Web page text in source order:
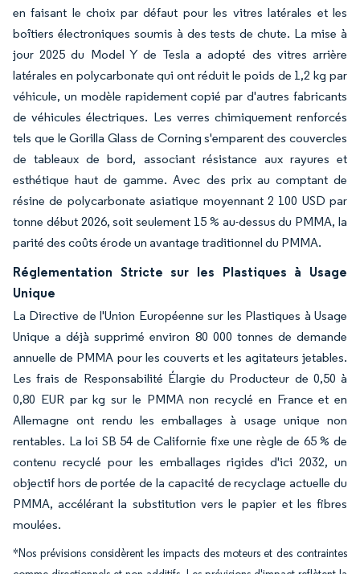
en faisant le choix par défaut pour les vitres latérales et les
boîtiers électroniques soumis à des tests de chute. La mise à
jour 2025 du Model Y de Tesla a adopté des vitres arrière
latérales en polycarbonate qui ont réduit le poids de 1,2 kg par
véhicule, un modèle rapidement copié par d'autres fabricants
de véhicules électriques. Les verres chimiquement renforcés
tels que le Gorilla Glass de Corning s'emparent des couvercles
de tableaux de bord, associant résistance aux rayures et
esthétique haut de gamme. Avec des prix au comptant de
résine de polycarbonate asiatique moyennant 2 100 USD par
tonne début 2026, soit seulement 15 % au-dessus du PMMA, la
parité des coûts érode un avantage traditionnel du PMMA.
Réglementation Stricte sur les Plastiques à Usage
Unique
La Directive de l'Union Européenne sur les Plastiques à Usage
Unique a déjà supprimé environ 80 000 tonnes de demande
annuelle de PMMA pour les couverts et les agitateurs jetables.
Les frais de Responsabilité Élargie du Producteur de 0,50 à
0,80 EUR par kg sur le PMMA non recyclé en France et en
Allemagne ont rendu les emballages à usage unique non
rentables. La loi SB 54 de Californie fixe une règle de 65 % de
contenu recyclé pour les emballages rigides d'ici 2032, un
objectif hors de portée de la capacité de recyclage actuelle du
PMMA, accélérant la substitution vers le papier et les fibres
moulées.
*Nos prévisions considèrent les impacts des moteurs et des contraintes